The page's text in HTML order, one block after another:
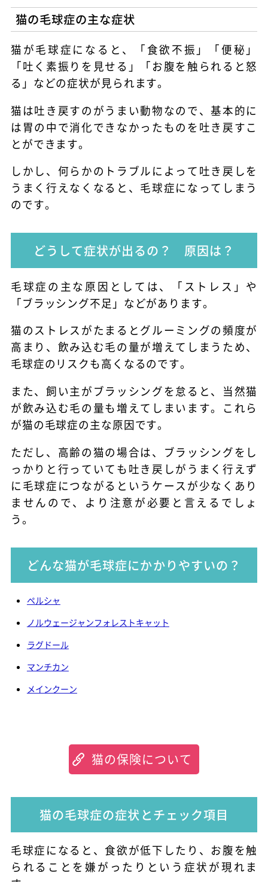
猫の毛球症の主な症状
猫が毛球症になると、「食欲不振」「便秘」
「吐く素振りを見せる」「お腹を触られると怒
る」などの症状が見られます。
猫は吐き戻すのがうまい動物なので、基本的に
は胃の中で消化できなかったものを吐き戻すこ
とができます。
しかし、何らかのトラブルによって吐き戻しを
うまく行えなくなると、毛球症になってしまう
のです。
どうして症状が出るの？ 原因は？
毛球症の主な原因としては、「ストレス」や
「ブラッシング不足」などがあります。
猫のストレスがたまるとグルーミングの頻度が
高まり、飲み込む毛の量が増えてしまうため、
毛球症のリスクも高くなるのです。
また、飼い主がブラッシングを怠ると、当然猫
が飲み込む毛の量も増えてしまいます。これら
が猫の毛球症の主な原因です。
ただし、高齢の猫の場合は、ブラッシングをし
っかりと行っていても吐き戻しがうまく行えず
に毛球症につながるというケースが少なくあり
ませんので、より注意が必要と言えるでしょ
う。
どんな猫が毛球症にかかりやすいの？
ペルシャ
ノルウェージャンフォレストキャット
ラグドール
マンチカン
メインクーン
猫の保険について
猫の毛球症の症状とチェック項目
毛球症になると、食欲が低下したり、お腹を触
られることを嫌がったりという症状が現れま